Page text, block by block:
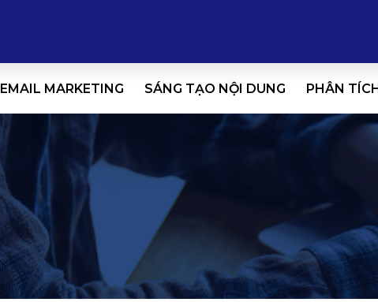
EMAIL MARKETING SÁNG TẠO NỘI DUNG PHÂN